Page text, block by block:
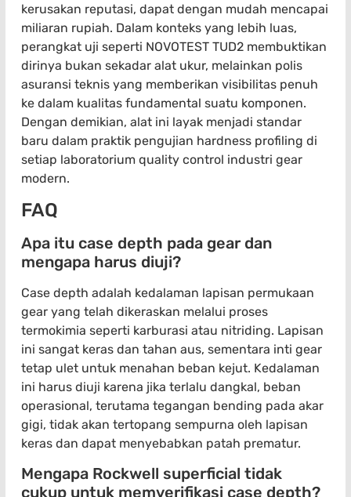
kerusakan reputasi, dapat dengan mudah mencapai
miliaran rupiah. Dalam konteks yang lebih luas,
perangkat uji seperti NOVOTEST TUD2 membuktikan
dirinya bukan sekadar alat ukur, melainkan polis
asuransi teknis yang memberikan visibilitas penuh
ke dalam kualitas fundamental suatu komponen.
Dengan demikian, alat ini layak menjadi standar
baru dalam praktik pengujian hardness profiling di
setiap laboratorium quality control industri gear
modern.
FAQ
Apa itu case depth pada gear dan
mengapa harus diuji?
Case depth adalah kedalaman lapisan permukaan
gear yang telah dikeraskan melalui proses
termokimia seperti karburasi atau nitriding. Lapisan
ini sangat keras dan tahan aus, sementara inti gear
tetap ulet untuk menahan beban kejut. Kedalaman
ini harus diuji karena jika terlalu dangkal, beban
operasional, terutama tegangan bending pada akar
gigi, tidak akan tertopang sempurna oleh lapisan
keras dan dapat menyebabkan patah prematur.
Mengapa Rockwell superficial tidak
cukup untuk memverifikasi case depth?